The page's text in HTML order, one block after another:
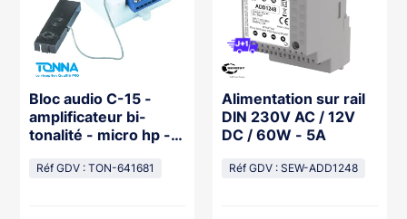
Bloc audio C-15 -
amplificateur bi-
tonalité - micro hp -
Réf GDV : TON-641681
Alimentation sur rail
DIN 230V AC / 12V
DC / 60W - 5A
Réf GDV : SEW-ADD1248